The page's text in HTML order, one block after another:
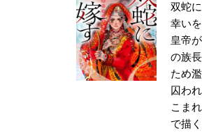
双蛇
幸い
皇帝
の族
ため
囚わ
こま
で描